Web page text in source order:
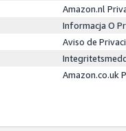
Amazon.nl
Informacja O
Aviso de
Amazon.co.uk